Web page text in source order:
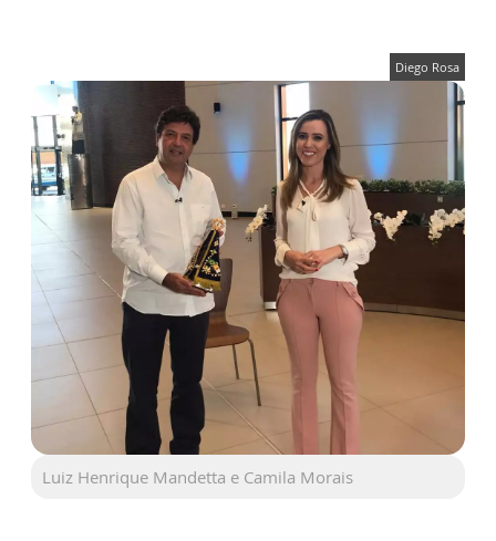
Diego Rosa
Luiz Henrique Mandetta e Camila Morais